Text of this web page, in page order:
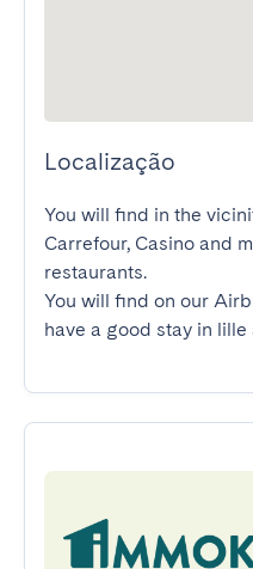
Localização
You will find in the
Carrefour, Casino and
restaurants.
You will find on our
have a good stay in